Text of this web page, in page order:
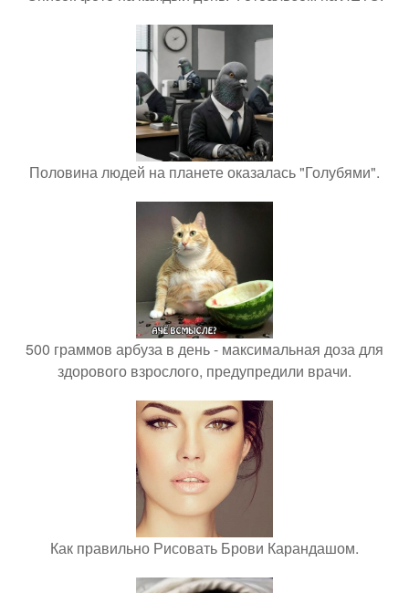
Половина людей на планете оказалась "Голубями".
500 граммов арбуза в день - максимальная доза для
здорового взрослого, предупредили врачи.
Как правильно Рисовать Брови Карандашом.